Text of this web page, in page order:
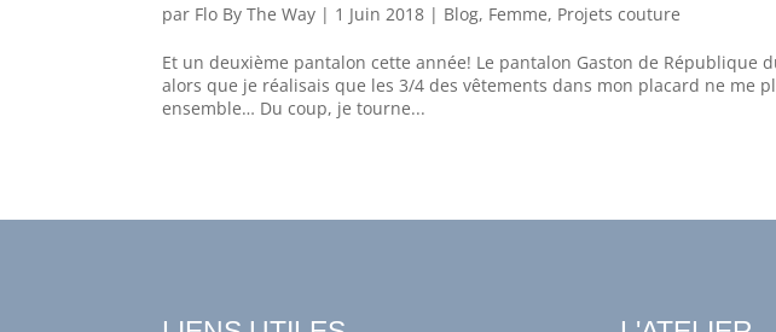
par Flo By The Way | 1 Juin 2018 | Blog, Femme, Projets couture
Et un deuxième pantalon cette année! Le pantalon Gaston de République
alors que je réalisais que les 3/4 des vêtements dans mon placard ne me
ensemble… Du coup, je tourne...